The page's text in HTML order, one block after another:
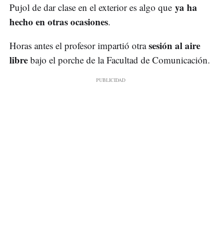
Pujol de dar clase en el exterior es algo que ya ha
hecho en otras ocasiones.
Horas antes el profesor impartió otrasesión al aire
libre bajo el porche de la Facultad de Comunicación.